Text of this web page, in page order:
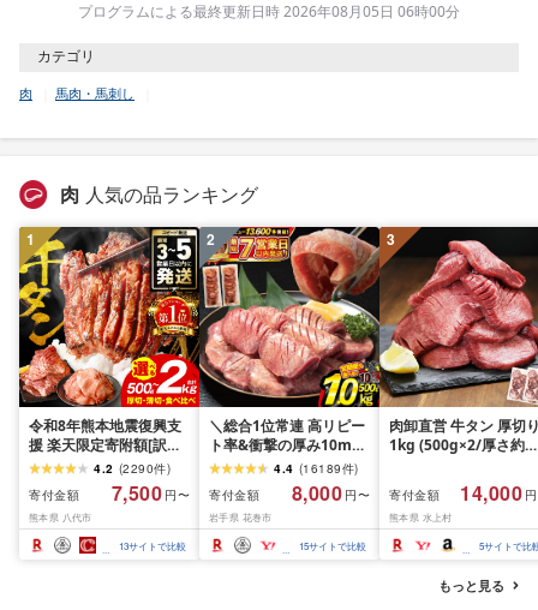
プログラムによる最終更新日時 2026年08月05日 06時00分
カテゴリ
肉 馬肉・馬刺し
肉 人気の品ランキング
1
令和8年熊本地震復興支
援 楽天限定寄附額[訳あ
り]牛タン 500g〜2kg 肉
牛肉 訳あり 牛タン 冷凍
小分け 厚切り 薄切り 食
べ比べ 500g 1kg 1.5kg
2kg 牛 人気 ビーフ 牛た
ん ふるさと納税 ランキ
4.2 (2290件)
寄付金額
7,500 円〜
熊本県 八代市
13サイトで比較
2
＼総合1位常連 高リピー
ト率&衝撃の厚み10mm
厚切り牛タン 塩味/ ≪ス
ピード発送!!10営業日以
内発送≫ 選べる内容量
500g / 1kg 定期便 毎月
届く 牛肉 肉 BBQ ふるさ
と 人気 ランキング 岩手
4.4 (16189件)
寄付金額
8,000 円〜
岩手県 花巻市
15サイトで比較
3
肉卸直営 牛タン 厚切
1kg (500g×2/厚さ約
牛肉 焼肉 冷凍 スライ
業務用 バーベキュー
BBQ おつまみ ギフト
祝い お中元 夏ギフト
寄付金額 14,000
熊本県 水上村
5サイトで比
もっと見る